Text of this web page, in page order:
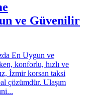
ve Güvenilir
En Uygun ve
konforlu, hızlı ve
İzmir korsan taksi
çözümdür. Ulaşım